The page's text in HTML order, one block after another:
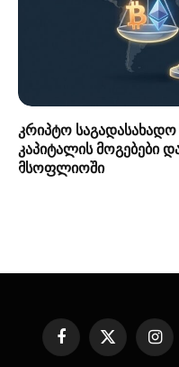
კრიპტო
კაპიტალის მოგებები
მსოფლიოში
FacebookX
(Twitter)